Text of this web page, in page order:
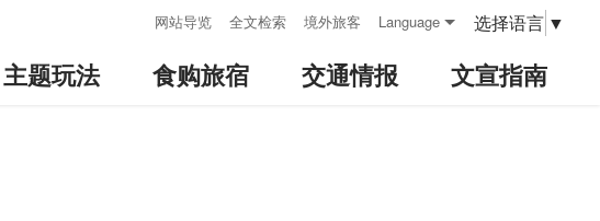
网站导览 全文检索 境外旅客 Language 选择语言 ▼
主题玩法 食购旅宿 交通情报 文宣指南